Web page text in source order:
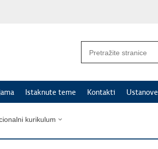
Istaknute teme Kontakti Ustanove
kurikulum